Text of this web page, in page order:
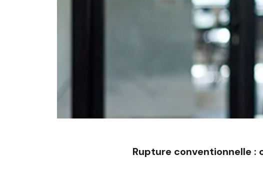
Rupture conventionnelle :